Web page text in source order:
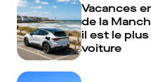
Vacances
de la
il est le
voiture